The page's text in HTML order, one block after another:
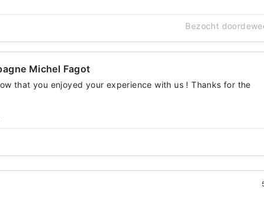
Bezocht
Michel Fagot
that you enjoyed your experience with us ! Thanks for the